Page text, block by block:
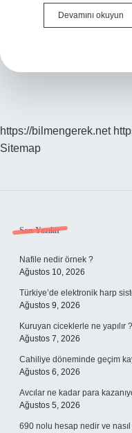
Devamını okuyun
https://bilmengerek.net
Sitemap
Sidebar
Son Yazılar
Nafile nedir örnek ?
Ağustos 10, 2026
Türkiye’de elektronik harp
Ağustos 9, 2026
Kuruyan ciceklerle ne yapılır ?
Ağustos 7, 2026
Cahiliye döneminde geçim
Ağustos 6, 2026
Avcılar ne kadar para
Ağustos 5, 2026
690 nolu hesap nedir ve nasıl